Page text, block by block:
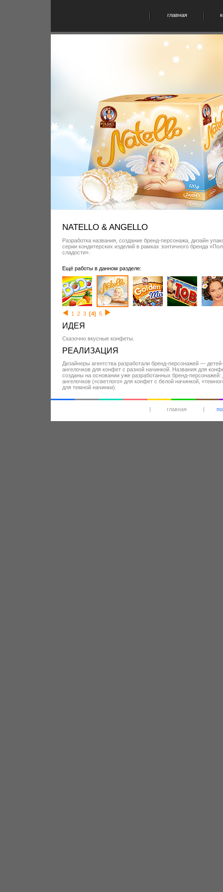
главная
NATELLO & ANGELLO
Разработка названия, создание бренд-персонажа, дизайн
серии кондитерских изделий в рамках зонтичного бренда
сладости».
Ещё работы в данном разделе:
1 2 3 [4] 5
ИДЕЯ
Сказочно вкусные конфеты.
РЕАЛИЗАЦИЯ
Дизайнеры агентства разработали бренд-персонажей — детей-
ангелочков для конфет с разной начинкой. Названия для
созданы на основании уже разработанных бренд-персонажей:
ангелочков («светлого» для конфет с белой начинкой,
для темной начинки).
| главная |